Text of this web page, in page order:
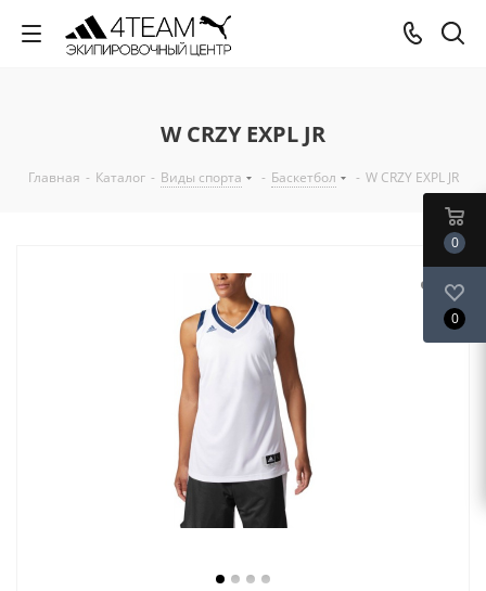
W CRZY EXPL JR
Главная - Каталог - Виды спорта - Баскетбол - W CRZY EXPL JR
0
0